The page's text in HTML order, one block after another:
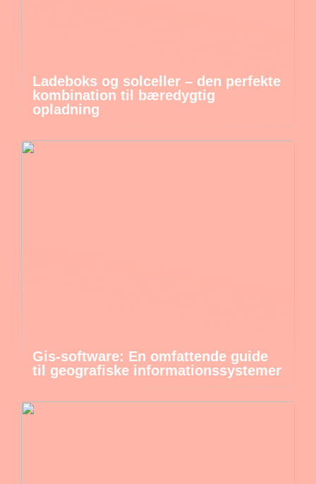
Ladeboks og solceller – den perfekte
kombination til bæredygtig
opladning
Gis-software: En omfattende guide
til geografiske informationssystemer